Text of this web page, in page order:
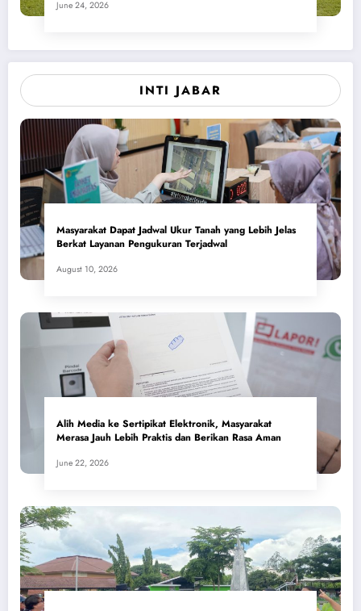
June 24, 2026
INTI JABAR
Masyarakat Dapat Jadwal Ukur Tanah yang Lebih Jelas
Berkat Layanan Pengukuran Terjadwal
August 10, 2026
Alih Media ke Sertipikat Elektronik, Masyarakat
Merasa Jauh Lebih Praktis dan Berikan Rasa Aman
June 22, 2026